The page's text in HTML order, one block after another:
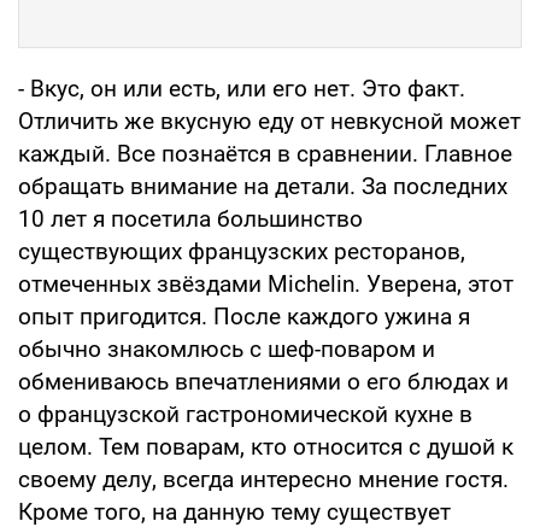
- Вкус, он или есть, или его нет. Это факт.
Отличить же вкусную еду от невкусной может
каждый. Все познаётся в сравнении. Главное
обращать внимание на детали. За последних
10 лет я посетила большинство
существующих французских ресторанов,
отмеченных звёздами Michelin. Уверена, этот
опыт пригодится. После каждого ужина я
обычно знакомлюсь с шеф-поваром и
обмениваюсь впечатлениями о его блюдах и
о французской гастрономической кухне в
целом. Тем поварам, кто относится с душой к
своему делу, всегда интересно мнение гостя.
Кроме того, на данную тему существует